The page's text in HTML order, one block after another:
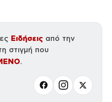
Ειδήσεις από την
στιγμή που
.